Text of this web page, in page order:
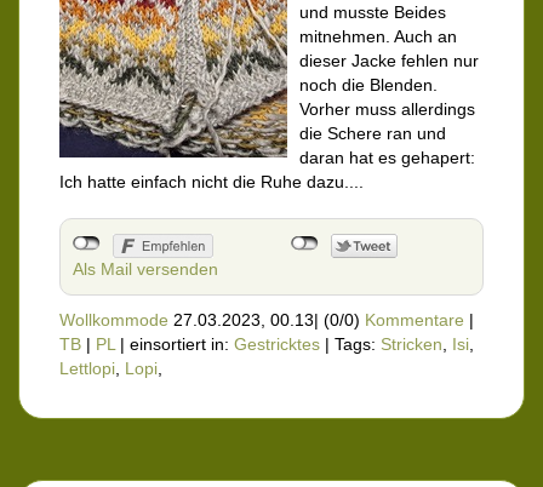
und musste Beides
mitnehmen. Auch an
dieser Jacke fehlen nur
noch die Blenden.
Vorher muss allerdings
die Schere ran und
daran hat es gehapert:
Ich hatte einfach nicht die Ruhe dazu....
Als Mail versenden
Wollkommode 27.03.2023, 00.13| (0/0) Kommentare |
TB | PL| einsortiert in: Gestricktes | Tags: Stricken, Isi,
Lettlopi, Lopi,